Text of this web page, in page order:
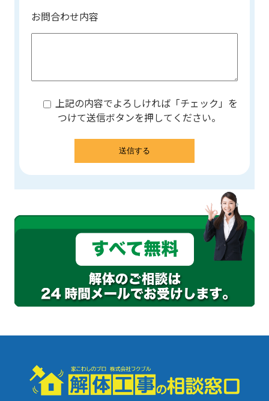
お問合わせ内容
上記の内容でよろしければ「チェック」を
つけて送信ボタンを押してください。